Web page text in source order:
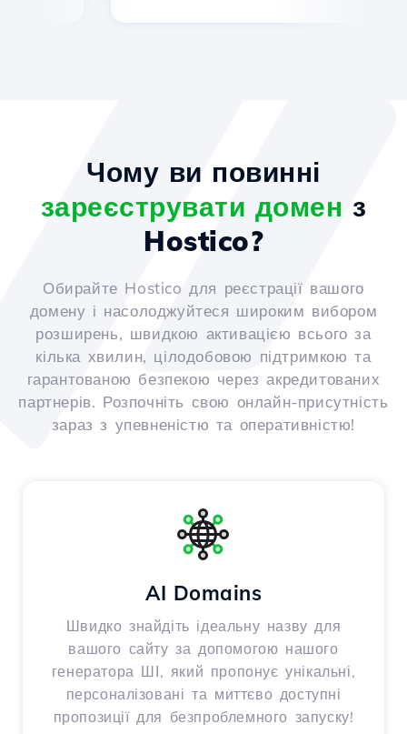
Чому ви повинні
зареєструвати домен з
Hostico?
Обирайте Hostico для реєстрації вашого
домену і насолоджуйтеся широким вибором
розширень, швидкою активацією всього за
кілька хвилин, цілодобовою підтримкою та
гарантованою безпекою через акредитованих
партнерів. Розпочніть свою онлайн-присутність
зараз з упевненістю та оперативністю!
AI Domains
Швидко знайдіть ідеальну назву для
вашого сайту за допомогою нашого
генератора ШІ, який пропонує унікальні,
персоналізовані та миттєво доступні
пропозиції для безпроблемного запуску!